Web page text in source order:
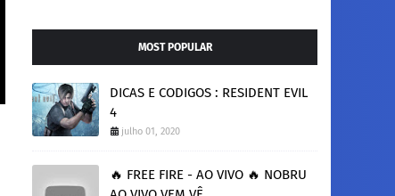
MOST POPULAR
DICAS E CODIGOS : RESIDENT EVIL
4
julho 01, 2020
🔥 FREE FIRE - AO VIVO 🔥 NOBRU